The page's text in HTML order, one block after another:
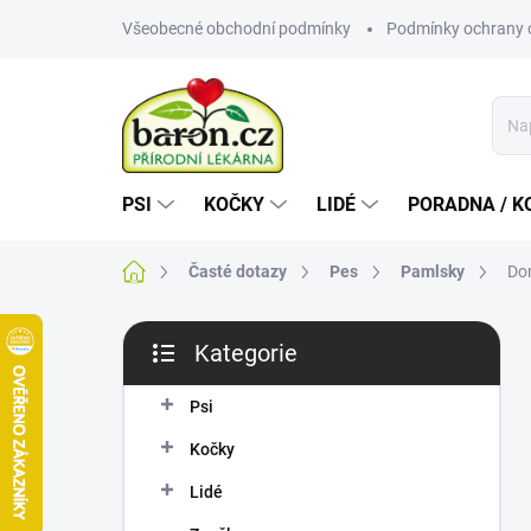
Všeobecné obchodní podmínky Podmínky ochrany
PSI KOČKY LIDÉ PORADNA /
Domů Časté dotazy Pes Pamlsky
P
s
kategorie
Kategorie
Psi
Kočky
Lidé